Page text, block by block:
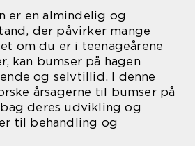
er en almindelig og
der påvirker mange
om du er i teenageårene
kan bumser på hagen
og selvtillid. I denne
årsagerne til bumser på
deres udvikling og
til behandling og